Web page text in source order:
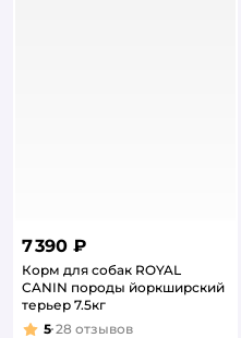
7 390 ₽
Корм для собак ROYAL
CANIN породы йоркширский
терьер 7.5кг
5 28 отзывов